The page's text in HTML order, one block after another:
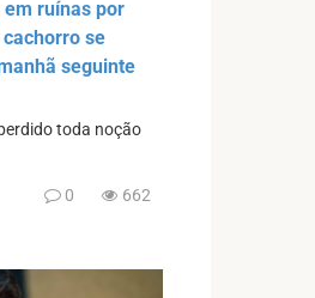
em ruínas por
se
seguinte
toda noção
0 662